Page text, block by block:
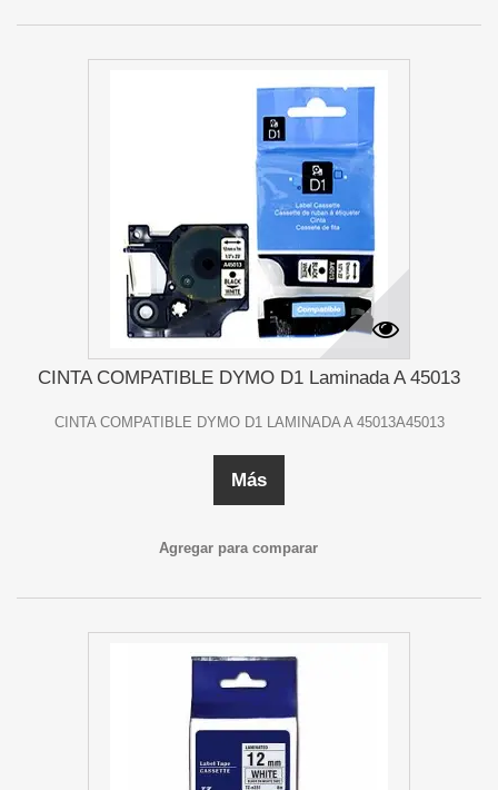
CINTA COMPATIBLE DYMO D1 Laminada A 45013
CINTA COMPATIBLE DYMO D1 LAMINADA A 45013A45013
Más
Agregar para comparar